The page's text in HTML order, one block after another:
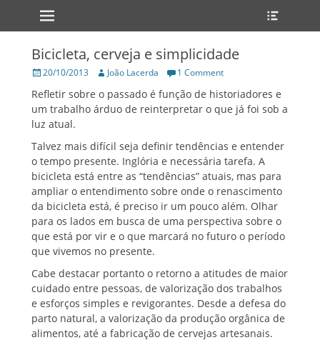
Primary Menu
Skip
Bicicleta, cerveja e simplicidade
Posted
20/10/2013 Author
João Lacerda 1 Comment
Refletir sobre o passado é função de historiadores e
um trabalho árduo de reinterpretar o que já foi sob a
luz atual.
Talvez mais difícil seja definir tendências e entender
o tempo presente. Inglória e necessária tarefa. A
bicicleta está entre as “tendências” atuais, mas para
ampliar o entendimento sobre onde o renascimento
da bicicleta está, é preciso ir um pouco além. Olhar
para os lados em busca de uma perspectiva sobre o
que está por vir e o que marcará no futuro o período
que vivemos no presente.
Cabe destacar portanto o retorno a atitudes de maior
cuidado entre pessoas, de valorização dos trabalhos
e esforços simples e revigorantes. Desde a defesa do
parto natural, a valorização da produção orgânica de
alimentos, até a fabricação de cervejas artesanais.